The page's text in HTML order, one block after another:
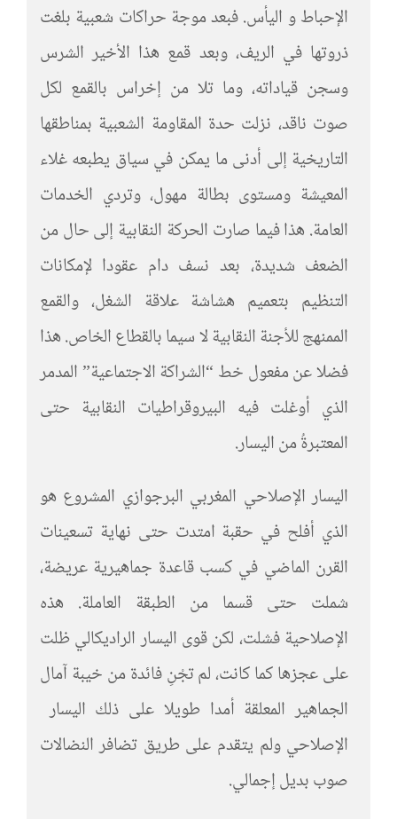
الإحباط و اليأس. فبعد موجة حراكات شعبية بلغت
ذروتها في الريف، وبعد قمع هذا الأخير الشرس
وسجن قياداته، وما تلا من إخراس بالقمع لكل
صوت ناقد، نزلت حدة المقاومة الشعبية بمناطقها
التاريخية إلى أدنى ما يمكن في سياق يطبعه غلاء
المعيشة ومستوى بطالة مهول، وتردي الخدمات
العامة. هذا فيما صارت الحركة النقابية إلى حال من
الضعف شديدة، بعد نسف دام عقودا لإمكانات
التنظيم بتعميم هشاشة علاقة الشغل، والقمع
الممنهج للأجنة النقابية لا سيما بالقطاع الخاص. هذا
فضلا عن مفعول خط “الشراكة الاجتماعية” المدمر
الذي أوغلت فيه البيروقراطيات النقابية حتى
المعتبرةُ من اليسار.
اليسار الإصلاحي المغربي البرجوازي المشروع هو
الذي أفلح في حقبة امتدت حتى نهاية تسعينات
القرن الماضي في كسب قاعدة جماهيرية عريضة،
شملت حتى قسما من الطبقة العاملة. هذه
الإصلاحية فشلت، لكن قوى اليسار الراديكالي ظلت
على عجزها كما كانت، لم تجْنِ فائدة من خيبة آمال
الجماهير المعلقة أمدا طويلا على ذلك اليسار
الإصلاحي ولم يتقدم على طريق تضافر النضالات
صوب بديل إجمالي.